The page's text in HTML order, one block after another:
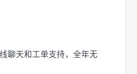
聊天和工单支持，全年无